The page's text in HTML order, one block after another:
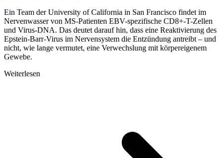
Ein Team der University of California in San Francisco findet im
Nervenwasser von MS-Patienten EBV-spezifische CD8+-T-Zellen
und Virus-DNA. Das deutet darauf hin, dass eine Reaktivierung des
Epstein-Barr-Virus im Nervensystem die Entzündung antreibt – und
nicht, wie lange vermutet, eine Verwechslung mit körpereigenem
Gewebe.
Weiterlesen